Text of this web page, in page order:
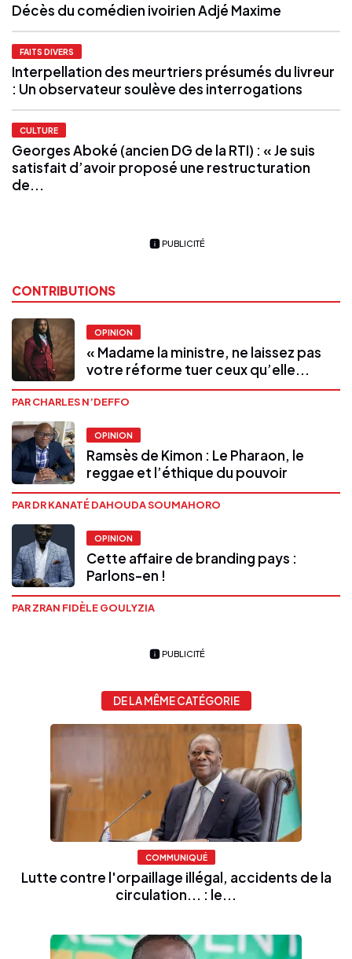
Décès du comédien ivoirien Adjé Maxime
FAITS DIVERS
Interpellation des meurtriers présumés du livreur
: Un observateur soulève des interrogations
CULTURE
Georges Aboké (ancien DG de la RTI) : « Je suis
satisfait d’avoir proposé une restructuration
de...
PUBLICITÉ
CONTRIBUTIONS
OPINION
« Madame la ministre, ne laissez pas
votre réforme tuer ceux qu’elle...
PAR CHARLES N’DEFFO
OPINION
Ramsès de Kimon : Le Pharaon, le
reggae et l’éthique du pouvoir
PAR DR KANATÉ DAHOUDA SOUMAHORO
OPINION
Cette affaire de branding pays :
Parlons-en !
PAR ZRAN FIDÈLE GOULYZIA
PUBLICITÉ
DE LA MÊME CATÉGORIE
COMMUNIQUÉ
Lutte contre l'orpaillage illégal, accidents de la
circulation... : le...